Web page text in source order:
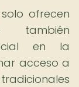
ofrecen
también
en la
acceso a